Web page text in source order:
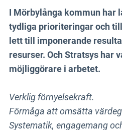
och kvalitetsarbete.
Resultat
Kraftigt höjd
hemtjänsten och
Mer om lösningen
I Mörbylånga kommun har
tydliga prioriteringar och
lett till imponerande
resurser. Och Stratsys har
möjliggörare i arbetet.
Verklig förnyelsekraft.
Förmåga att omsätta
Systematik, engagemang